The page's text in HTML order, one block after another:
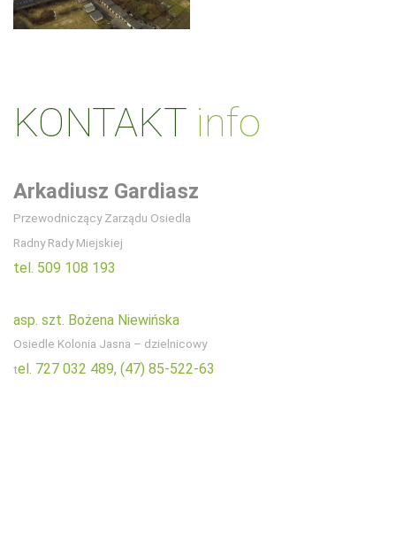
KONTAKT info
Arkadiusz Gardiasz
Przewodniczący Zarządu Osiedla
Radny Rady Miejskiej
tel. 509 108 193
asp. szt. Bożena Niewińska
Osiedle Kolonia Jasna – dzielnicowy
tel. 727 032 489, (47) 85-522-63